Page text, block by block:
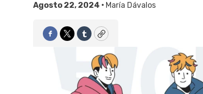
Agosto 22, 2024 • María Dávalos
Facebook
TwitterTumblrCopy